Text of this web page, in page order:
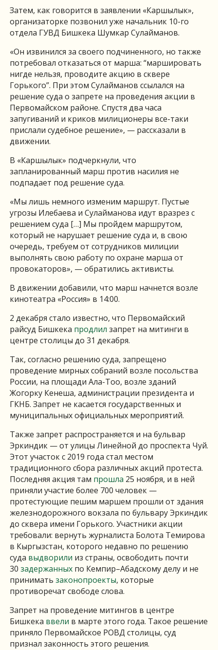
Затем, как говорится в заявлении «Каршылык»,
организаторке позвонил уже начальник 10-го
отдела ГУВД Бишкека Шумкар Сулайманов.
«Он извинился за своего подчиненного, но также
потребовал отказаться от марша: “маршировать
нигде нельзя, проводите акцию в сквере
Горького”. При этом Сулайманов ссылался на
решение суда о запрете на проведения акции в
Первомайском районе. Спустя два часа
запугиваний и криков милиционеры все-таки
прислали судебное решение», — рассказали в
движении.
В «Каршылык» подчеркнули, что
запланированный марш против насилия не
подпадает под решение суда.
«Мы лишь немного изменим маршрут. Пустые
угрозы Илебаева и Сулайманова идут вразрез с
решением суда […] Мы пройдем маршрутом,
который не нарушает решение суда и, в свою
очередь, требуем от сотрудников милиции
выполнять свою работу по охране марша от
провокаторов», — обратились активисты.
В движении добавили, что марш начнется возле
кинотеатра «Россия» в 14:00.
2 декабря стало известно, что Первомайский
райсуд Бишкека продлил запрет на митинги в
центре столицы до 31 декабря.
Так, согласно решению суда, запрещено
проведение мирных собраний возле посольства
России, на площади Ала-Тоо, возле зданий
Жогорку Кенеша, администрации президента и
ГКНБ. Запрет не касается государственных и
муниципальных официальных мероприятий.
Также запрет распространяется и на бульвар
Эркиндик — от улицы Линейной до проспекта Чуй.
Этот участок с 2019 года стал местом
традиционного сбора различных акций протеста.
Последняя акция там прошла 25 ноября, и в ней
приняли участие более 700 человек —
протестующие пешим маршем прошли от здания
железнодорожного вокзала по бульвару Эркиндик
до сквера имени Горького. Участники акции
требовали: вернуть журналиста Болота Темирова
в Кыргызстан, которого недавно по решению
суда выдворили из страны, освободить почти
30 задержанных по Кемпир–Абадскому делу и не
принимать законопроекты, которые
противоречат свободе слова.
Запрет на проведение митингов в центре
Бишкека ввели в марте этого года. Такое решение
приняло Первомайское РОВД столицы, суд
признал законность этого решения.